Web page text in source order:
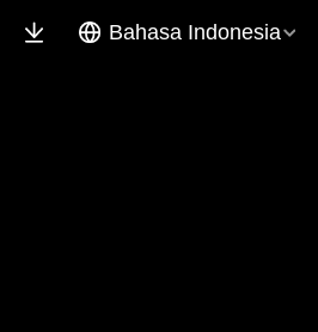
Bahasa Indonesia